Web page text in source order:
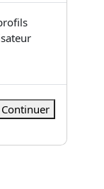
Continuer